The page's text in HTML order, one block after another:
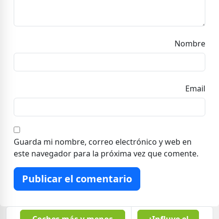
Nombre
Email
Guarda mi nombre, correo electrónico y web en
este navegador para la próxima vez que comente.
Publicar el comentario